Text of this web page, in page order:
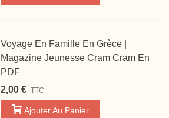
Voyage En Famille En Grèce |
Magazine Jeunesse Cram Cram En
PDF
2,00 € TTC
Ajouter Au Panier